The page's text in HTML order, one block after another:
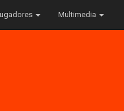
Multimedia